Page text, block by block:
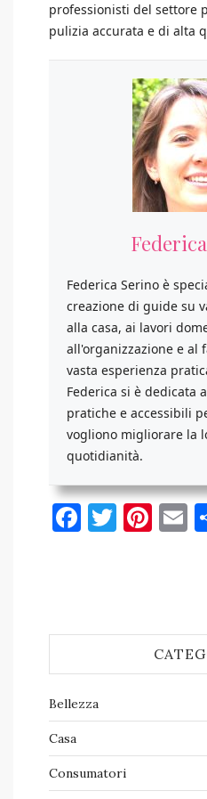
professionisti del settore
pulizia accurata e di alta
Federica Serino è
creazione di guide su
alla casa, ai lavori
all'organizzazione e al
vasta esperienza
Federica si è dedicata
pratiche e accessibili
vogliono migliorare la
quotidianità.
Facebook
Bellezza
Casa
Consumatori